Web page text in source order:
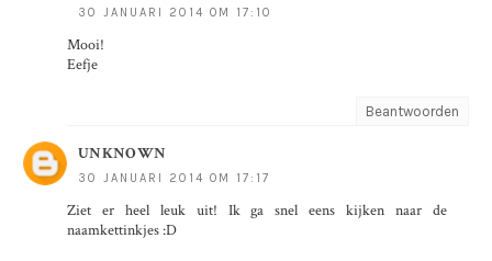
30 JANUARI 2014 OM 17:10
Mooi!
Eefje
Beantwoorden
UNKNOWN
30 JANUARI 2014 OM 17:17
Ziet er heel leuk uit! Ik ga snel eens kijken naar de
naamkettinkjes :D